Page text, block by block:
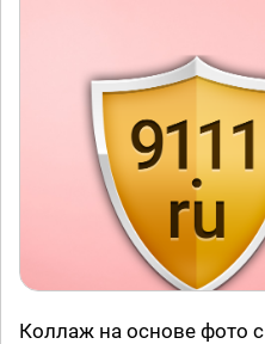
Коллаж на основе фото с